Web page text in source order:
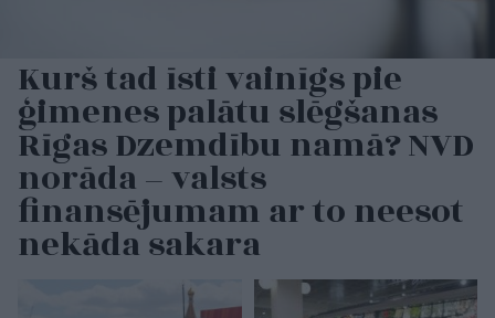
Kurš tad īsti vainīgs pie
ģimenes palātu slēgšanas
Rīgas Dzemdību namā? NVD
norāda – valsts
finansējumam ar to neesot
nekāda sakara